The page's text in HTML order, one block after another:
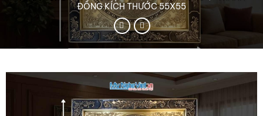
ĐỒNG KÍCH THƯỚC 55X55